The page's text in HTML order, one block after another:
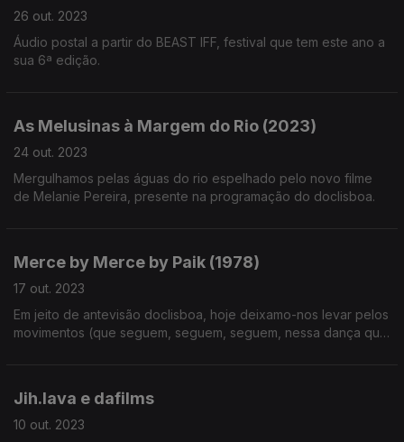
26 out. 2023
Áudio postal a partir do BEAST IFF, festival que tem este ano a
sua 6ª edição.
As Melusinas à Margem do Rio (2023)
24 out. 2023
Mergulhamos pelas águas do rio espelhado pelo novo filme
de Melanie Pereira, presente na programação do doclisboa.
Merce by Merce by Paik (1978)
17 out. 2023
Em jeito de antevisão doclisboa, hoje deixamo-nos levar pelos
movimentos (que seguem, seguem, seguem, nessa dança que
Jih.lava e dafilms
10 out. 2023